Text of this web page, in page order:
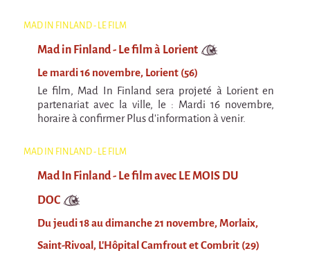
Autres formes
Mad in Finland - Le film
Mad in Finland - Le film
Livre-Musical "Un éclat dans le coeur"
Livre-Musical "Un éclat dans le coeur"
MAD IN FINLAND - LE FILM
Mad in Finland - Le film à Lorient
Le mardi 16 novembre, Lorient (56)
Le film, Mad In Finland sera projeté à Lorient en
partenariat avec la ville, le : Mardi 16 novembre,
horaire à confirmer Plus d'information à venir.
MAD IN FINLAND - LE FILM
Mad In Finland - Le film avec LE MOIS DU
DOC
Du jeudi 18 au dimanche 21 novembre, Morlaix,
Saint-Rivoal, L'Hôpital Camfrout et Combrit (29)